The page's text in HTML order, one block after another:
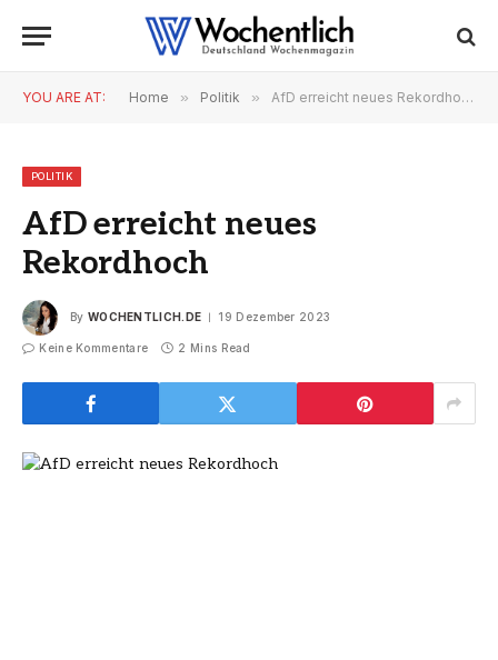
YOU ARE AT: Home » Politik » AfD erreicht neues Rekordhoch
POLITIK
AfD erreicht neues
Rekordhoch
By WOCHENTLICH.DE 19 Dezember 2023
Keine Kommentare 2 Mins Read